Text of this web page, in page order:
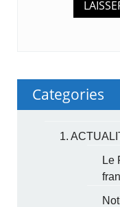
Categories
1.
Le